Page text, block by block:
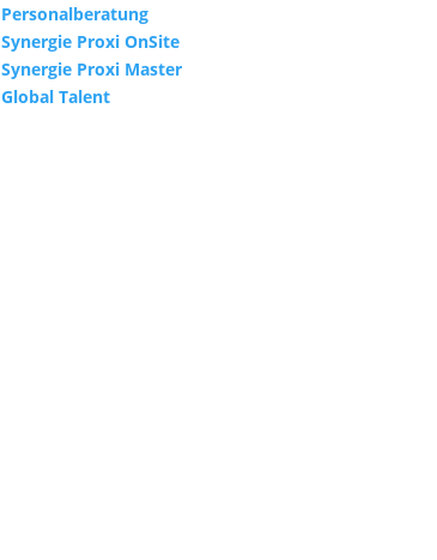
Personalberatung
Synergie Proxi OnSite
Synergie Proxi Master
Global Talent